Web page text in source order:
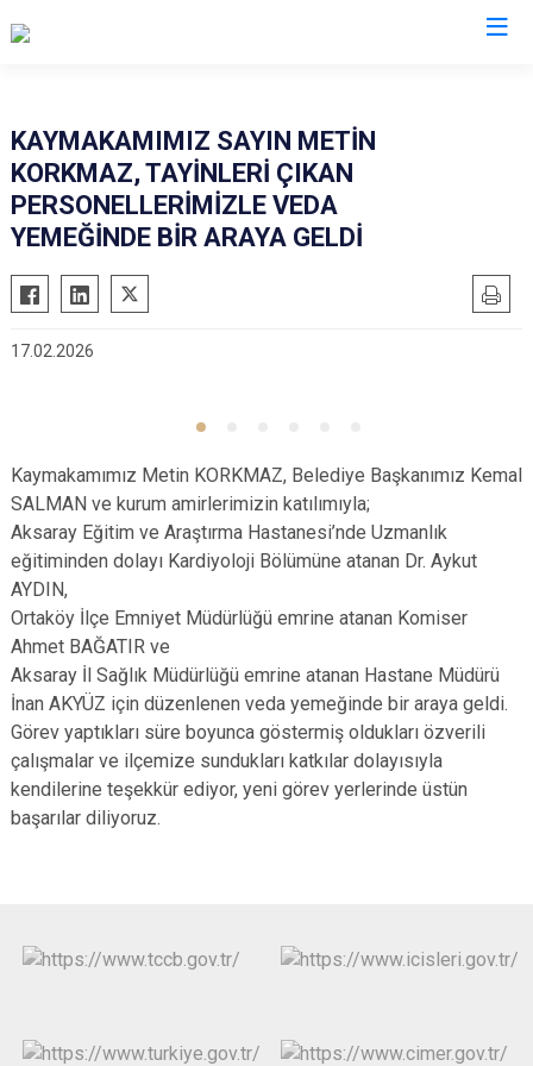
Ağaçören
Eskil
Güzelyurt
KAYMAKAMIMIZ SAYIN METİN
KORKMAZ, TAYİNLERİ ÇIKAN
PERSONELLERİMİZLE VEDA
YEMEĞİNDE BİR ARAYA GELDİ
17.02.2026
Kaymakamımız Metin KORKMAZ, Belediye Başkanımız Kemal
SALMAN ve kurum amirlerimizin katılımıyla;
Aksaray Eğitim ve Araştırma Hastanesi’nde Uzmanlık
eğitiminden dolayı Kardiyoloji Bölümüne atanan Dr. Aykut
AYDIN,
Ortaköy İlçe Emniyet Müdürlüğü emrine atanan Komiser
Ahmet BAĞATIR ve
Aksaray İl Sağlık Müdürlüğü emrine atanan Hastane Müdürü
İnan AKYÜZ için düzenlenen veda yemeğinde bir araya geldi.
Görev yaptıkları süre boyunca göstermiş oldukları özverili
çalışmalar ve ilçemize sundukları katkılar dolayısıyla
kendilerine teşekkür ediyor, yeni görev yerlerinde üstün
başarılar diliyoruz.